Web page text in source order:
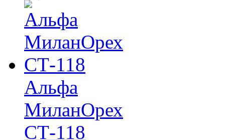
Альфа
МиланОрех
СТ-118